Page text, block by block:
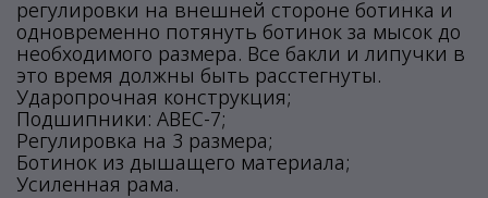
регулировки на внешней стороне ботинка и
одновременно потянуть ботинок за мысок до
необходимого размера. Все бакли и липучки в
это время должны быть расстегнуты.
Ударопрочная конструкция;
Подшипники: АВЕС-7;
Регулировка на 3 размера;
Ботинок из дышащего материала;
Усиленная рама.